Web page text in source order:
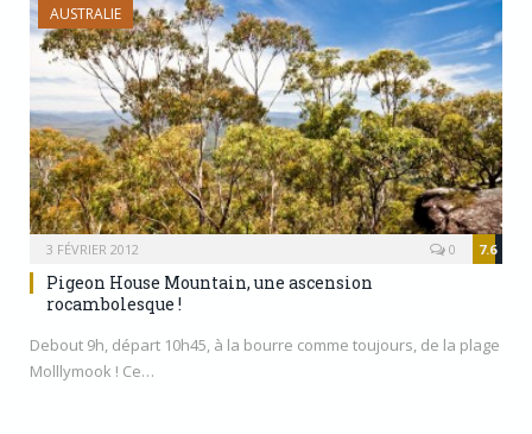
AUSTRALIE
3 FÉVRIER 2012 7.6
0
Pigeon House Mountain, une ascension
rocambolesque !
Debout 9h, départ 10h45, à la bourre comme toujours, de la plage
Molllymook ! Ce…